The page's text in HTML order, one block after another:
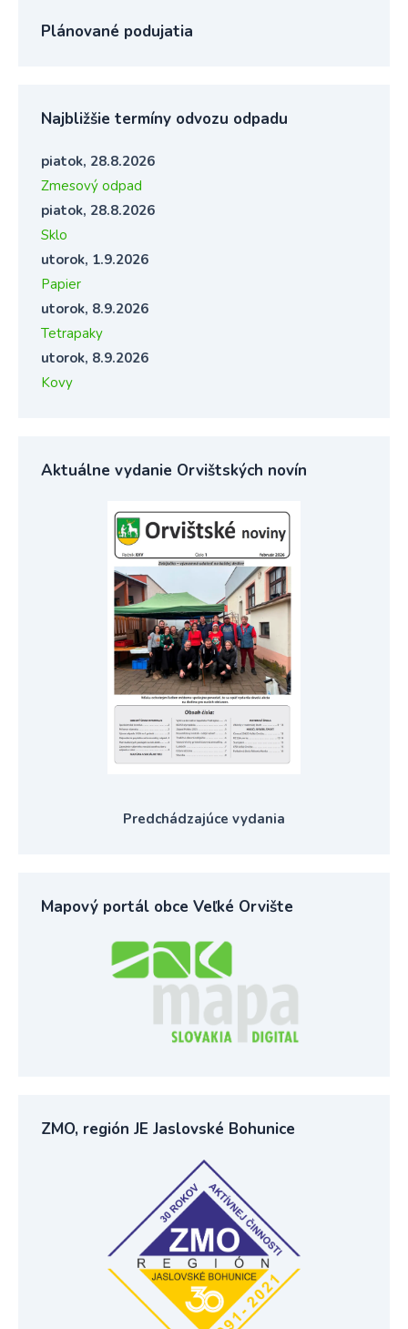
Plánované podujatia
Najbližšie termíny odvozu odpadu
piatok, 28.8.2026
Zmesový odpad
piatok, 28.8.2026
Sklo
utorok, 1.9.2026
Papier
utorok, 8.9.2026
Tetrapaky
utorok, 8.9.2026
Kovy
Aktuálne vydanie Orvištských novín
Predchádzajúce vydania
Mapový portál obce Veľké Orvište
ZMO, región JE Jaslovské Bohunice